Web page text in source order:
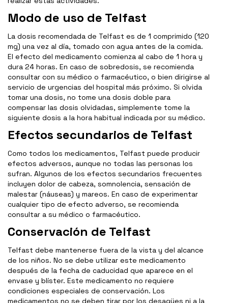
Modo de uso de Telfast
La dosis recomendada de Telfast es de 1 comprimido (120
mg) una vez al día, tomado con agua antes de la comida.
El efecto del medicamento comienza al cabo de 1 hora y
dura 24 horas. En caso de sobredosis, se recomienda
consultar con su médico o farmacéutico, o bien dirigirse al
servicio de urgencias del hospital más próximo. Si olvida
tomar una dosis, no tome una dosis doble para
compensar las dosis olvidadas, simplemente tome la
siguiente dosis a la hora habitual indicada por su médico.
Efectos secundarios de Telfast
Como todos los medicamentos, Telfast puede producir
efectos adversos, aunque no todas las personas los
sufran. Algunos de los efectos secundarios frecuentes
incluyen dolor de cabeza, somnolencia, sensación de
malestar (náuseas) y mareos. En caso de experimentar
cualquier tipo de efecto adverso, se recomienda
consultar a su médico o farmacéutico.
Conservación de Telfast
Telfast debe mantenerse fuera de la vista y del alcance
de los niños. No se debe utilizar este medicamento
después de la fecha de caducidad que aparece en el
envase y blíster. Este medicamento no requiere
condiciones especiales de conservación. Los
medicamentos no se deben tirar por los desagües ni a la